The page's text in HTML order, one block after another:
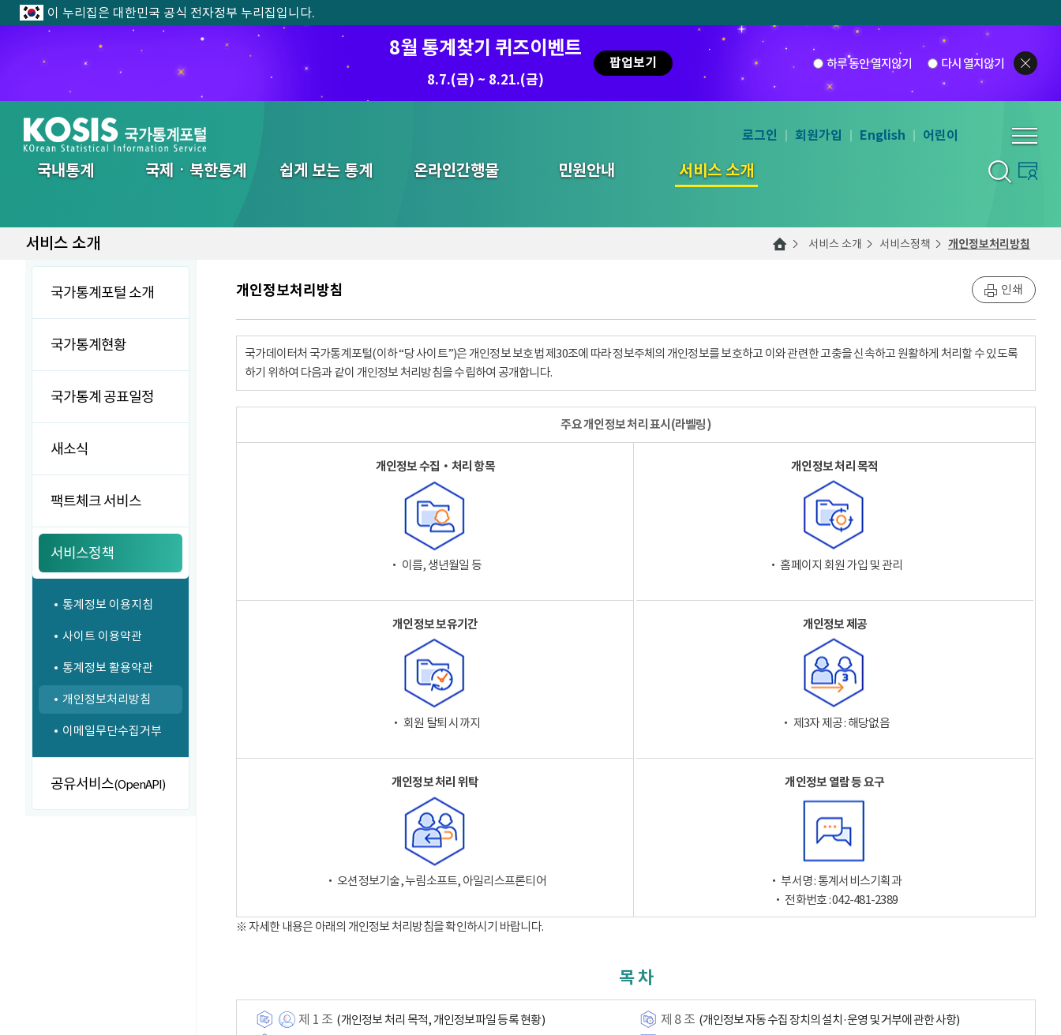
이 누리집은 대한민국 공식 전자정부 누리집입니다.
8월 통계찾기 퀴즈이벤트
8.7.(금) ~ 8.21.(금)
팝업보기 하루 동안 열지않기 다시 열지않기
국내통계 국제ㆍ북한통계 쉽게 보는 통계 온라인간행물 민원안내 서비스 소개
통합검색
로그인 회원가입 English 어린이
서비스 소개 서비스 소개 서비스정책 개인정보처리방침
국가통계포털 소개
국가통계현황
국가통계 공표일정
새소식
팩트체크 서비스
서비스정책
통계정보 이용지침
사이트 이용약관
통계정보 활용약관
개인정보처리방침
이메일무단수집거부
공유서비스(OpenAPI)
개인정보처리방침 인쇄
국가데이터처 국가통계포털(이하 “당 사이트”)은 개인정보 보호법 제30조에 따라 정보주체의 개인정보를 보호하고 이와 관련한 고충을 신속하고 원활하게 처리할 수 있도록
하기 위하여 다음과 같이 개인정보 처리방침을 수립하여 공개합니다.
주요 개인정보 처리 표시(라벨링)
개인정보 수집‧처리 항목
‧ 이름, 생년월일 등
개인정보 처리 목적
‧ 홈페이지 회원 가입 및 관리
개인정보 보유기간
‧ 회원 탈퇴 시까지
개인정보 제공
‧ 제3자 제공 : 해당없음
개인정보 처리 위탁
‧ 오션정보기술, 누림소프트, 아일리스프론티어
개인정보 열람 등 요구
‧ 부서명 : 통계서비스기획과
‧ 전화번호 : 042-481-2389
※ 자세한 내용은 아래의 개인정보 처리방침을 확인하시기 바랍니다.
목 차
제 1 조 (개인정보 처리 목적, 개인정보파일 등록 현황) 제 8 조 (개인정보 자동 수집 장치의 설치·운영 및 거부에 관한 사항)